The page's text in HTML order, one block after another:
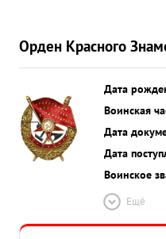
Орден Красного
Дата
Воинская
Дата
Дата
Воинское
Ещё